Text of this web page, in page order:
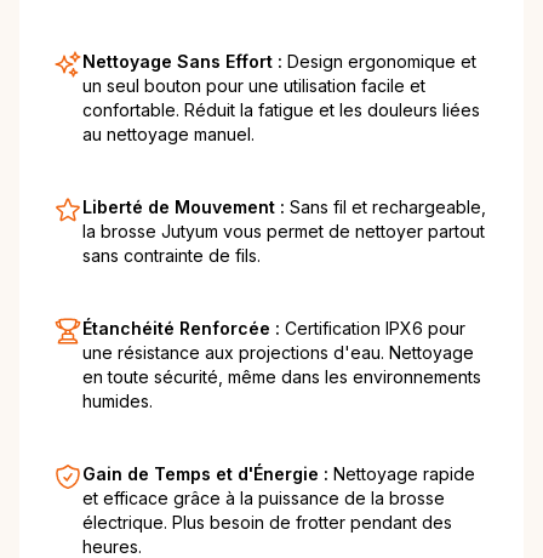
Nettoyage Sans Effort : Design ergonomique et
un seul bouton pour une utilisation facile et
confortable. Réduit la fatigue et les douleurs liées
au nettoyage manuel.
Liberté de Mouvement : Sans fil et rechargeable,
la brosse Jutyum vous permet de nettoyer partout
sans contrainte de fils.
Étanchéité Renforcée : Certification IPX6 pour
une résistance aux projections d'eau. Nettoyage
en toute sécurité, même dans les environnements
humides.
Gain de Temps et d'Énergie : Nettoyage rapide
et efficace grâce à la puissance de la brosse
électrique. Plus besoin de frotter pendant des
heures.